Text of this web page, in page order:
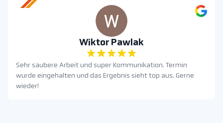
Wiktor Pawlak
Sehr saubere Arbeit und super Kommunikation. Termin
wurde eingehalten und das Ergebnis sieht top aus. Gerne
wieder!